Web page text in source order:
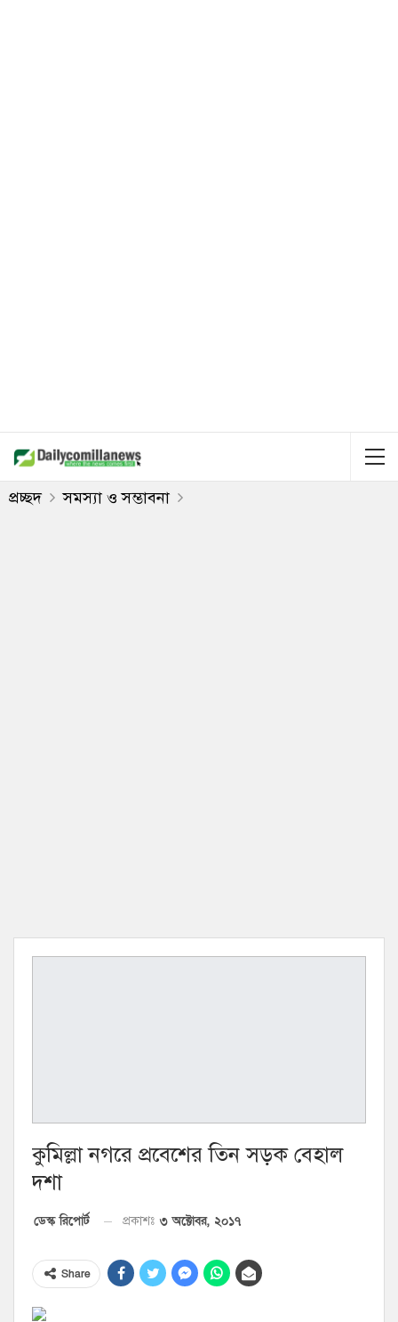
প্রচ্ছদ সমস্যা ও সম্ভাবনা
কুমিল্লা নগরে প্রবেশের তিন সড়ক বেহাল
দশা
ডেস্ক রিপোর্ট প্রকাশঃ ৩ অক্টোবর, ২০১৭
Share